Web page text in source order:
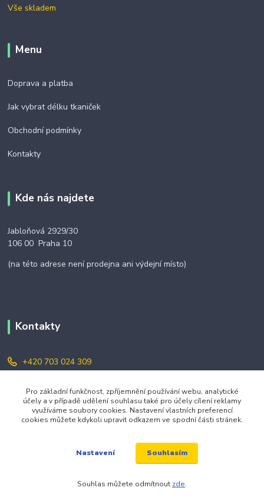
Vše skladem
Menu
Doprava a platba
Jak vybrat délku tkaniček
Obchodní podmínky
Kontakty
Kde nás najdete
Jabloňová 2929/30
106 00 Praha 10
(na této adrese není prodejna ani výdejní místo)
Kontakty
+420 703 024 309
objednavky@zavazuj.cz
Pro základní funkčnost, zpříjemnění používání webu, analytické
účely a v případě udělení souhlasu také pro účely cílení reklamy
využíváme soubory cookies. Nastavení vlastních preferencí
cookies můžete kdykoli upravit odkazem ve spodní části stránek.
Nastavení Souhlasím
Souhlas můžete odmítnout zde.